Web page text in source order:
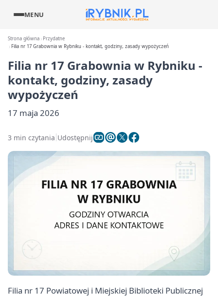
MENU
Strona główna
Przydatne
Filia nr 17 Grabownia w Rybniku - kontakt, godziny, zasady wypożyczeń
Filia nr 17 Grabownia w Rybniku -
kontakt, godziny, zasady
wypożyczeń
17 maja 2026
3 min czytania Udostępnij
Filia nr 17 Powiatowej i Miejskiej Biblioteki Publicznej